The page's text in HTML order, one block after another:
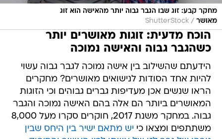
מחקר קבע: זוג שבו הגבר גבוה יותר מהאישה הוא זוג
מאושר /
ShutterStock
הוכח מדעית: זוגות מאושרים יותר
כשהגבר גבוה והאישה נמוכה
הידעתם שהשילוב בין אישה נמוכה לגבר גבוה עשוי
להיות אחד הסודות לנישואים מאושרים? מחקרים
הראו שנשים אכן מעדיפות גברים גבוהים וכי הזוגות
המאושרים ביותר הם אלה בהם האישה נמוכה והגבר
גבוה. במחקר משנת 2017, חוקרים סקרו מעל 8,000
משתתפים ומצאו כי יש מתאם ישיר בין היחס שבין